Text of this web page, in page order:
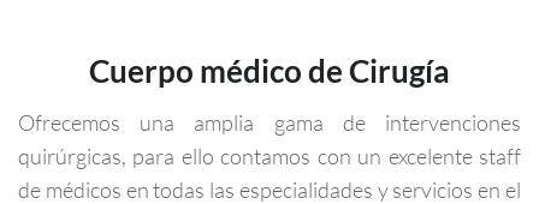
Cuerpo médico de Cirugía
Ofrecemos una amplia gama de intervenciones
quirúrgicas, para ello contamos con un excelente staff
de médicos en todas las especialidades y servicios en el